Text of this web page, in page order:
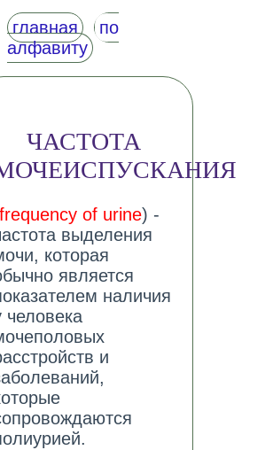
главная
по
алфавиту
ЧАСТОТА
of urine) -
выделения
которая
является
наличия
человека
и